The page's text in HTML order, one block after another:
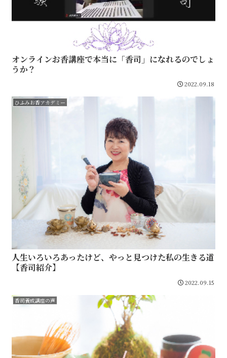
オンラインお香講座で本当に「香司」になれるのでしょ
うか？
2022.09.18
ひふみお香アカデミー
人生いろいろあったけど、やっと見つけた私の生きる道
【香司紹介】
2022.09.15
香司養成講座の声